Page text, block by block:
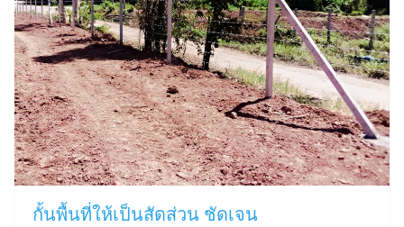
กั้นพื้นที่ให้เป็นสัดส่วน ชัดเจน